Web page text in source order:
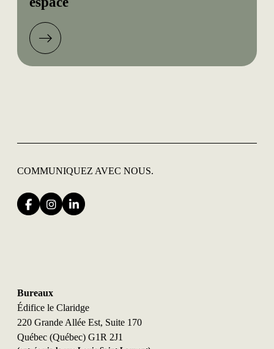
COMMUNIQUEZ AVEC NOUS.
Bureaux
Édifice le Claridge
220 Grande Allée Est, Suite 170
Québec (Québec) G1R 2J1